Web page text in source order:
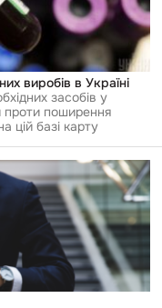
виробів в Україні
засобів у
проти поширення
цій базі карту